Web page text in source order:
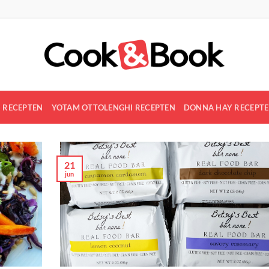
YOTAM OTTOLENGHI RECEPTEN DONNA HAY
21
jun